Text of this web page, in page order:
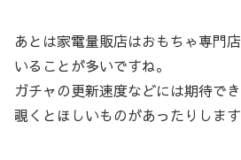
あとは家電量販店はおもちゃ専門
いることが多いですね。
ガチャの更新速度などには期待で
覗くとほしいものがあったりしま